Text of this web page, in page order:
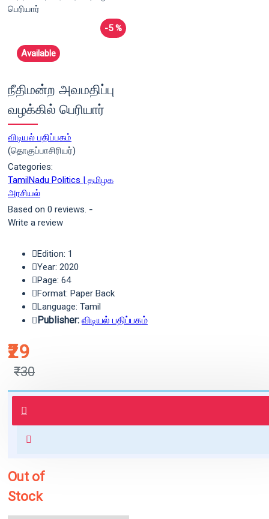
-5 %
Available
நீதிமன்ற அவமதிப்பு
வழக்கில் பெரியார்
விடியல் பதிப்பகம்
(தொகுப்பாசிரியர்)
Categories:
TamilNadu Politics | தமிழக
அரசியல்
Based on 0 reviews. -
Write a review
₹29
₹30
Edition: 1
Year: 2020
Page: 64
Format: Paper Back
Language: Tamil
Publisher: விடியல் பதிப்பகம்
புத்தகம் 3 - 7 நாட்களில் அனுப்பி
வைக்கப்படும்.
for orders above ₹1000 within
Out of
Stock